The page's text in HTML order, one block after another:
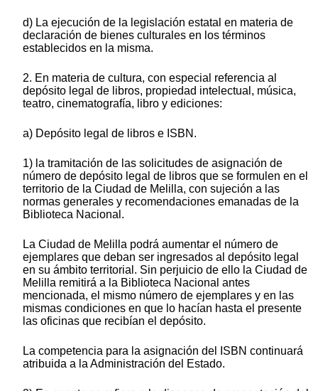
d) La ejecución de la legislación estatal en materia de
declaración de bienes culturales en los términos
establecidos en la misma.
2. En materia de cultura, con especial referencia al
depósito legal de libros, propiedad intelectual, música,
teatro, cinematografía, libro y ediciones:
a) Depósito legal de libros e ISBN.
1) la tramitación de las solicitudes de asignación de
número de depósito legal de libros que se formulen en el
territorio de la Ciudad de Melilla, con sujeción a las
normas generales y recomendaciones emanadas de la
Biblioteca Nacional.
La Ciudad de Melilla podrá aumentar el número de
ejemplares que deban ser ingresados al depósito legal
en su ámbito territorial. Sin perjuicio de ello la Ciudad de
Melilla remitirá a la Biblioteca Nacional antes
mencionada, el mismo número de ejemplares y en las
mismas condiciones en que lo hacían hasta el presente
las oficinas que recibían el depósito.
La competencia para la asignación del ISBN continuará
atribuida a la Administración del Estado.